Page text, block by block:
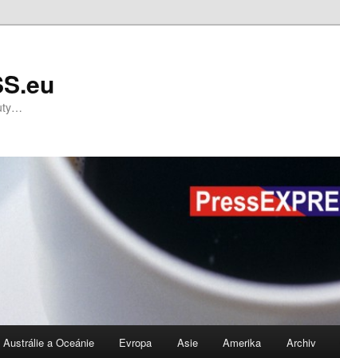
Austrálie a Oceánie Evropa Asie Amerika Archiv